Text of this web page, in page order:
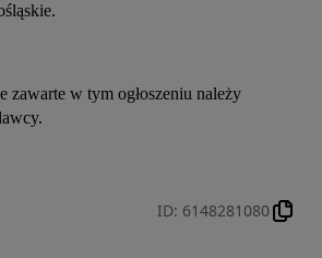
zawarte w tym ogłoszeniu należy
ID: 6148281080